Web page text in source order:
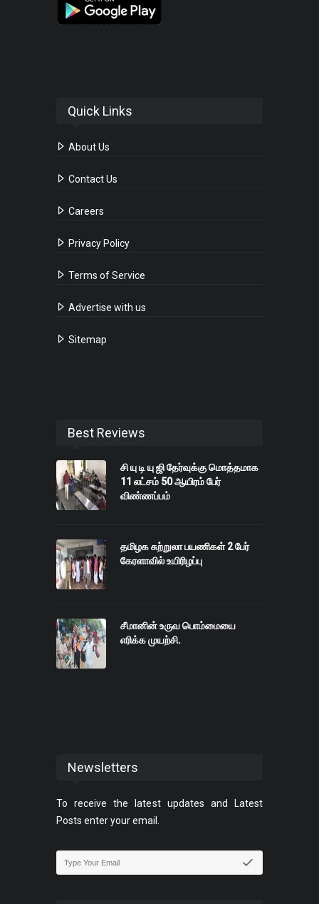
Quick Links
About Us
Contact Us
Careers
Privacy Policy
Terms of Service
Advertise with us
Sitemap
Best Reviews
சி யு டி யு ஜி தேர்வுக்கு மொத்தமாக
11 லட்சம் 50 ஆயிரம் பேர்
விண்ணப்பம்
தமிழக சுற்றுலா பயணிகள் 2 பேர்
கேரளாவில் உயிரிழப்பு
சீமானின் உருவ பொம்மையை
எரிக்க முயற்சி.
Newsletters
To receive the latest updates and Latest
Posts enter your email.